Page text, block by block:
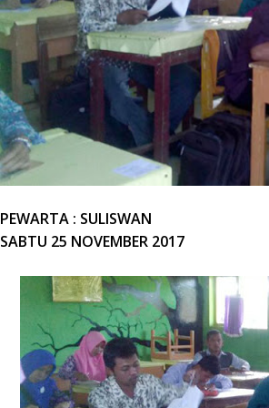
PEWARTA : SULISWAN
SABTU 25 NOVEMBER 2017